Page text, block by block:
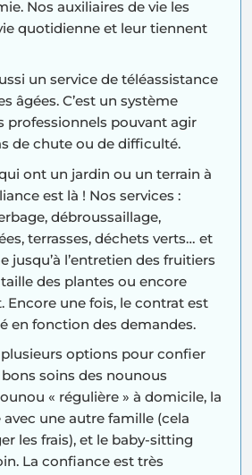
Nos auxiliaires de vie les
quotidienne et leur tiennent
un service de téléassistance
âgées. C’est un système
professionnels pouvant agir
de chute ou de difficulté.
ont un jardin ou un terrain à
est là ! Nos services :
débroussaillage,
terrasses, déchets verts… et
jusqu’à l’entretien des fruitiers
des plantes ou encore
Encore une fois, le contrat est
en fonction des demandes.
options pour confier
soins des nounous
« régulière » à domicile, la
une autre famille (cela
les frais), et le baby-sitting
La confiance est très